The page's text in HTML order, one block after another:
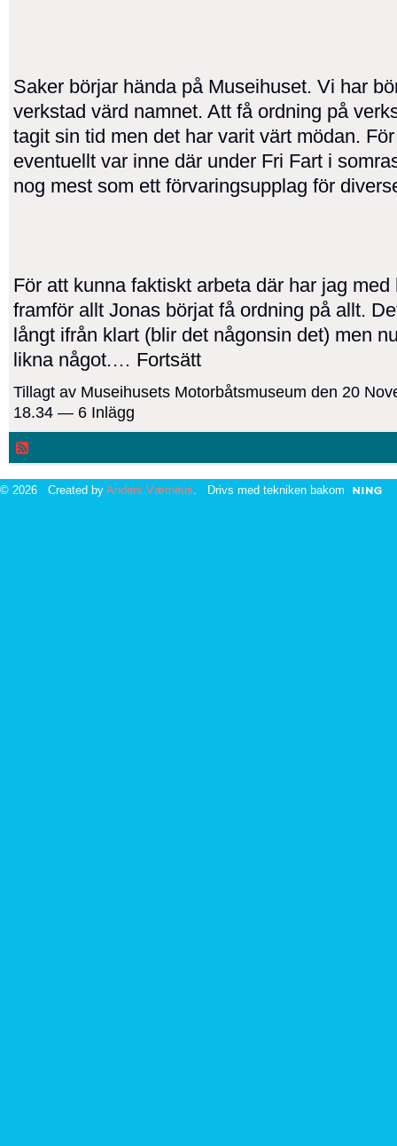
Saker börjar hända på Museihuset. Vi har
verkstad värd namnet. Att få ordning på
tagit sin tid men det har varit värt mödan.
eventuellt var inne där under Fri Fart i
nog mest som ett förvaringsupplag för
För att kunna faktiskt arbeta där har jag med
framför allt Jonas börjat få ordning på allt.
långt ifrån klart (blir det någonsin det) men
likna något.… Fortsätt
Tillagt av Museihusets Motorbåtsmuseum den 20
18.34 — 6 Inlägg
© 2026 Created by Anders Værnéus. Drivs med tekniken bakom